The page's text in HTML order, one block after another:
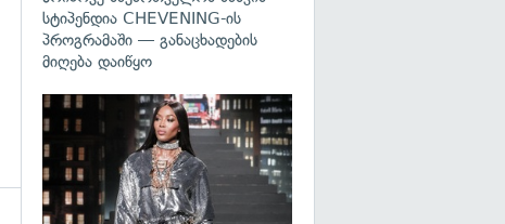
სტიპენდია CHEVENING-ის
პროგრამაში — განაცხადების
მიღება დაიწყო